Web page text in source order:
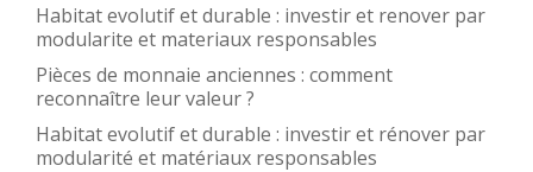
Habitat evolutif et durable : investir et renover par
modularite et materiaux responsables
Pièces de monnaie anciennes : comment
reconnaître leur valeur ?
Habitat evolutif et durable : investir et rénover par
modularité et matériaux responsables